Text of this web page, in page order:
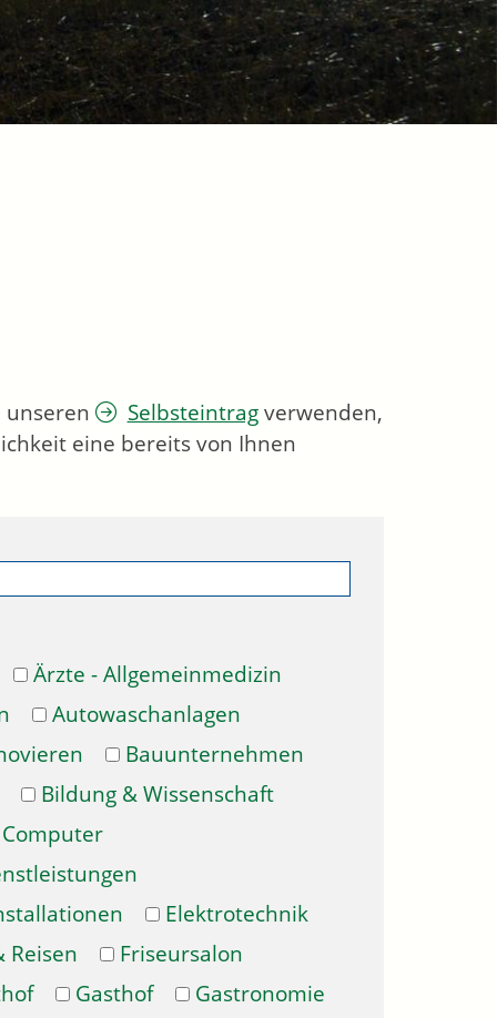
unseren Selbsteintragverwenden,
eine bereits von Ihnen
Ärzte - Allgemeinmedizin
Autowaschanlagen
Bauunternehmen
Bildung & Wissenschaft
Computer
Elektrotechnik
Reisen
Friseursalon
Gasthof
Gastronomie